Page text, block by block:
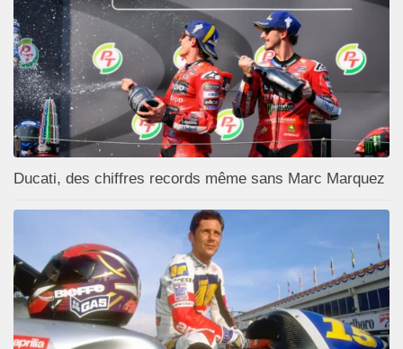
Ducati, des chiffres records même sans Marc Marquez